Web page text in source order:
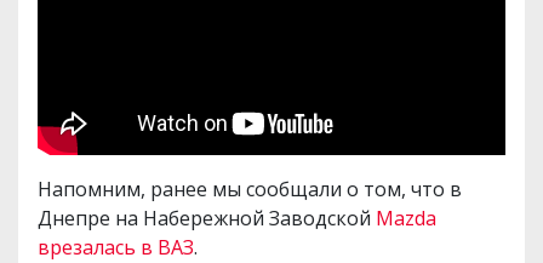
Напомним, ранее мы сообщали о том, что в
Днепре на Набережной Заводской Mazda
врезалась в ВАЗ.